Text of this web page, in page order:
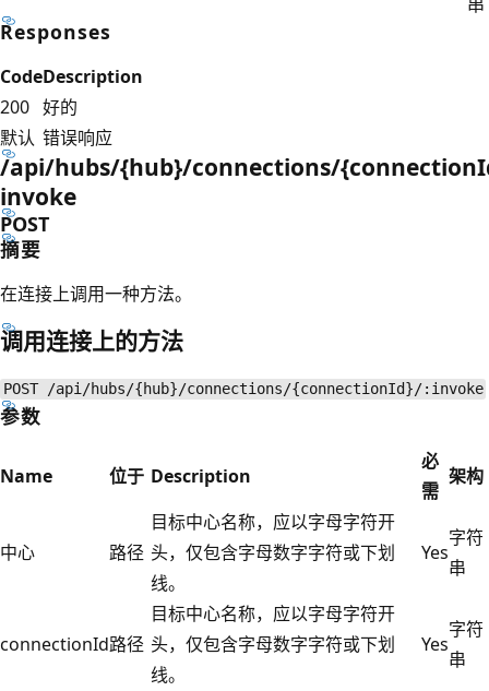
Responses
CodeDescription
200 好的
默认 错误响应
/api/hubs/{hub}/connections/
invoke
POST
摘要
在连接上调用一种方法。
调用连接上的方法
POST /api/hubs/{hub}/connections/{connectionId}/:invoke
参数
Name 位于 Description
必
需
架构
中心 路径
目标中心名称，应以字母字符开
头，仅包含字母数字字符或下划
线。
Yes
字符
串
connectionId路径
目标中心名称，应以字母字符开
头，仅包含字母数字字符或下划
线。
Yes
字符
串